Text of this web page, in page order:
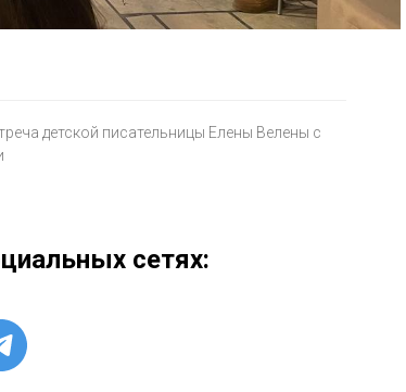
детской писательницы Елены Велены с
сетях: